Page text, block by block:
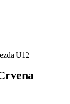
U12